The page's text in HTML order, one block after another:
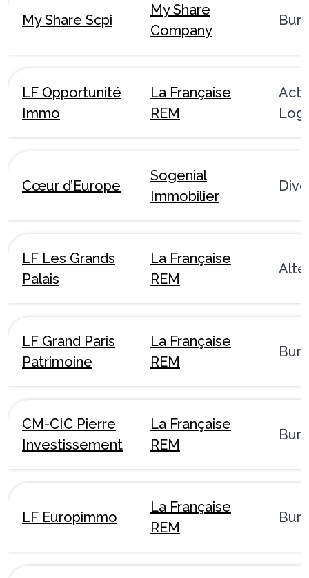
My Share Scpi
My Share
Company
LF Opportunité
Immo
La Française
REM
Cœur d’Europe
Sogenial
Immobilier
LF Les Grands
Palais
La Française
REM
LF Grand Paris
Patrimoine
La Française
REM
CM-CIC Pierre
Investissement
La Française
REM
LF Europimmo
La Française
REM